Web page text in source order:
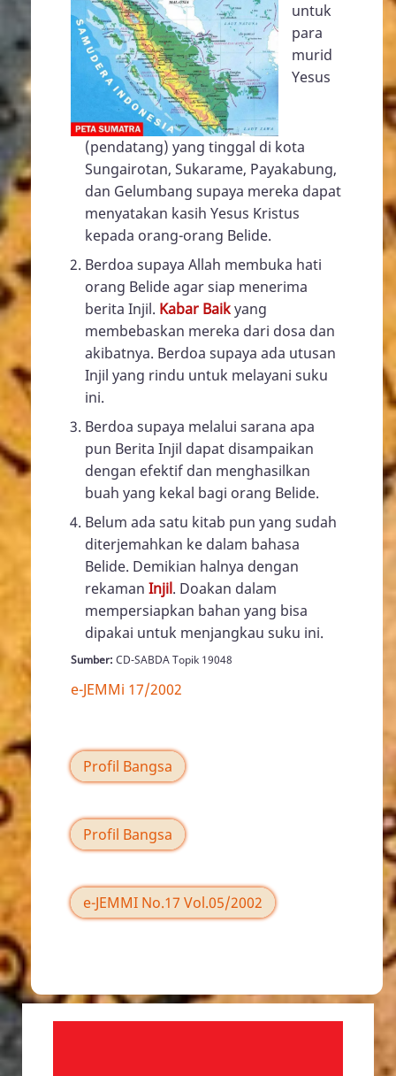
untuk
para
murid
Yesus
(pendatang) yang tinggal di kota
Sungairotan, Sukarame, Payakabung,
dan Gelumbang supaya mereka dapat
menyatakan kasih Yesus Kristus
kepada orang-orang Belide.
Berdoa supaya Allah membuka hati
orang Belide agar siap menerima
berita Injil. Kabar Baikyang
membebaskan mereka dari dosa dan
akibatnya. Berdoa supaya ada utusan
Injil yang rindu untuk melayani suku
ini.
Berdoa supaya melalui sarana apa
pun Berita Injil dapat disampaikan
dengan efektif dan menghasilkan
buah yang kekal bagi orang Belide.
Belum ada satu kitab pun yang sudah
diterjemahkan ke dalam bahasa
Belide. Demikian halnya dengan
rekaman Injil. Doakan dalam
mempersiapkan bahan yang bisa
dipakai untuk menjangkau suku ini.
Sumber: CD-SABDA Topik 19048
e-JEMMi 17/2002
Profil Bangsa
Profil Bangsa
e-JEMMI No.17 Vol.05/2002